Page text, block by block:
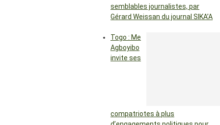
semblables journalistes, par
Gérard Weissan du journal SIKA’A
Togo : Me
Agboyibo
invite ses
compatriotes à plus